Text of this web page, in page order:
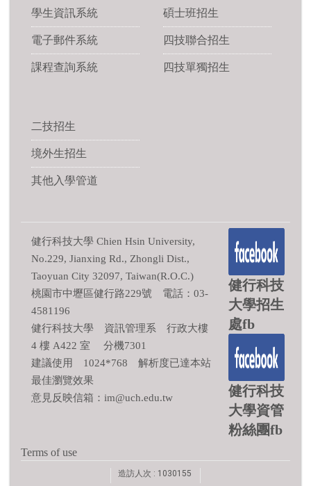
學生資訊系統
電子郵件系統
課程查詢系統
碩士班招生
四技聯合招生
四技單獨招生
二技招生
境外生招生
其他入學管道
健行科技大學 Chien Hsin University,
No.229, Jianxing Rd., Zhongli Dist.,
Taoyuan City 32097, Taiwan(R.O.C.)
桃園市中壢區健行路229號 電話：03-
4581196
健行科技大學 資訊管理系 行政大樓
4 樓 A422 室 分機7301
建議使用 1024*768 解析度已達本站
最佳瀏覽效果
意見反映信箱：im@uch.edu.tw
健行科技
大學招生
處fb
健行科技
大學資管
粉絲團fb
Terms of use
造訪人次 : 1030155